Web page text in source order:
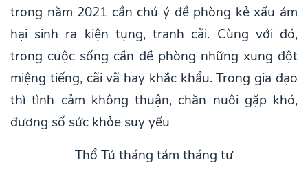
trong năm 2021 cần chú ý đề phòng kẻ xấu ám
hại sinh ra kiện tụng, tranh cãi. Cùng với đó,
trong cuộc sống cần đề phòng những xung đột
miệng tiếng, cãi vã hay khắc khẩu. Trong gia đạo
thì tình cảm không thuận, chăn nuôi gặp khó,
đương số sức khỏe suy yếu
Thổ Tú tháng tám tháng tư